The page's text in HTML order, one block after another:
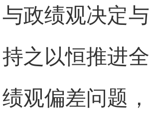
与政绩观决定
持之以恒推进
绩观偏差问题